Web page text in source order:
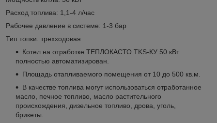
Расход топлива: 1,1-4 л/час
Рабочее давление в системе: 1-3 бар
Тип топки: трехходовая
Котел на отработке ТЕПЛОКАСТО TKS-КУ 50 кВт
полностью автоматизирован.
Площадь отапливаемого помещения от 10 до 500 кв.м.
В качестве топлива могут использоваться отработанное
масло, печное топливо, масло растительного
происхождения, дизельное топливо, дрова, уголь,
брикеты.